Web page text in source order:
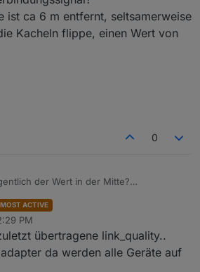
ist ca 6 m entfernt, seltsamerweise
Kacheln flippe, einen Wert von
0
der Wert in der Mitte?
ist ca 6 m entfernt, seltsamerweise
ich die Kacheln flippe, einen Wert von
MOST ACTIVE
PM
übertragene link_quality..
da werden alle Geräte auf